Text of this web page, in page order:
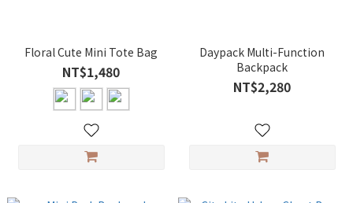
Floral Cute Mini Tote Bag
NT$1,480
Daypack Multi-Function
Backpack
NT$2,280